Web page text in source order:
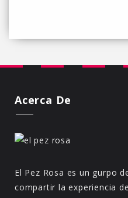
Acerca De
El Pez Rosa es un gurpo
compartir la experiencia